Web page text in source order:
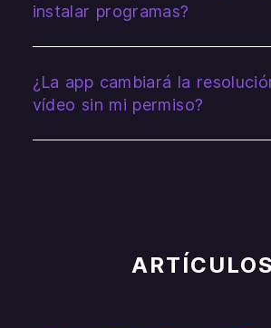
instalar programas?
¿La app cambiará la
vídeo sin mi permiso?
ARTÍCULOS